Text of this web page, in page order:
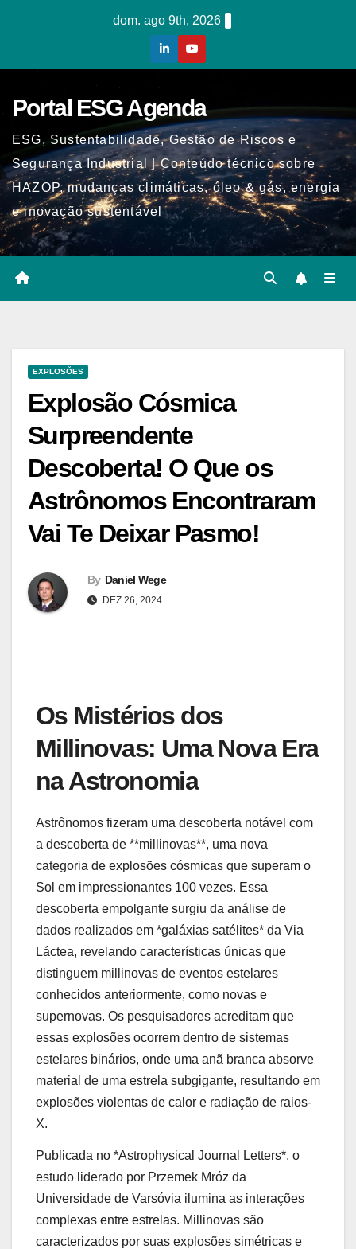
dom. ago 9th, 2026
Portal ESG Agenda
ESG, Sustentabilidade, Gestão de Riscos e
Segurança Industrial | Conteúdo técnico sobre
HAZOP, mudanças climáticas, óleo & gás, energia
e inovação sustentável
EXPLOSÕES
Explosão Cósmica
Surpreendente
Descoberta! O Que os
Astrônomos Encontraram
Vai Te Deixar Pasmo!
By Daniel Wege
DEZ 26, 2024
Os Mistérios dos
Millinovas: Uma Nova Era
na Astronomia
Astrônomos fizeram uma descoberta notável com
a descoberta de **millinovas**, uma nova
categoria de explosões cósmicas que superam o
Sol em impressionantes 100 vezes. Essa
descoberta empolgante surgiu da análise de
dados realizados em *galáxias satélites* da Via
Láctea, revelando características únicas que
distinguem millinovas de eventos estelares
conhecidos anteriormente, como novas e
supernovas. Os pesquisadores acreditam que
essas explosões ocorrem dentro de sistemas
estelares binários, onde uma anã branca absorve
material de uma estrela subgigante, resultando em
explosões violentas de calor e radiação de raios-
X.
Publicada no *Astrophysical Journal Letters*, o
estudo liderado por Przemek Mróz da
Universidade de Varsóvia ilumina as interações
complexas entre estrelas. Millinovas são
caracterizados por suas explosões simétricas e